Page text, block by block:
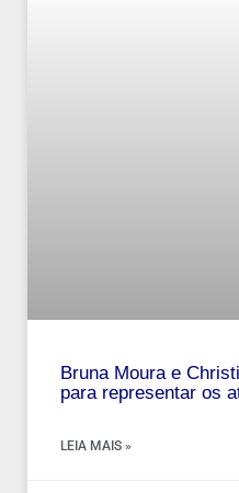
Bruna Moura e
para representar os
LEIA MAIS »